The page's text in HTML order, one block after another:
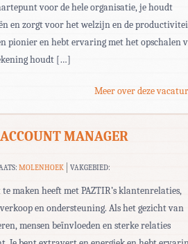
voor de hele organisatie, je houdt
en zorgt voor het welzijn en de
pionier en hebt ervaring met het opschalen
houdt […]
Meer over deze
MANAGER
MOLENHOEK VAKGEBIED:
maken heeft met PAZTIR’s klantenrelaties,
en ondersteuning. Als het gezicht van
mensen beïnvloeden en sterke relaties